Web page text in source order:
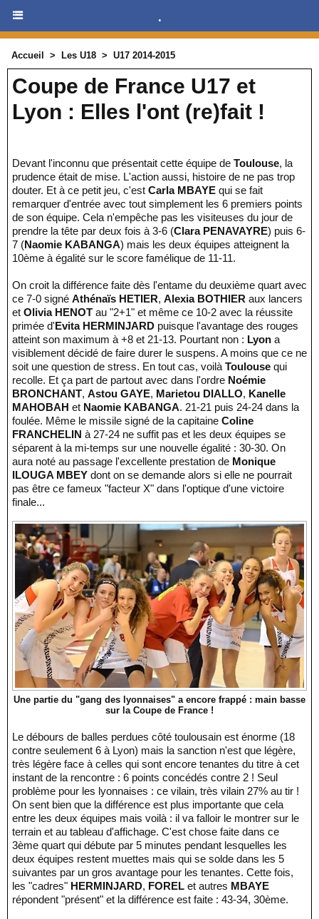
.
Accueil > Les U18 > U17 2014-2015
Coupe de France U17 et
Lyon : Elles l'ont (re)fait !
Devant l'inconnu que présentait cette équipe de Toulouse, la
prudence était de mise. L'action aussi, histoire de ne pas trop
douter. Et à ce petit jeu, c'est Carla MBAYE qui se fait
remarquer d'entrée avec tout simplement les 6 premiers points
de son équipe. Cela n'empêche pas les visiteuses du jour de
prendre la tête par deux fois à 3-6 (Clara PENAVAYRE) puis 6-
7 (Naomie KABANGA) mais les deux équipes atteignent la
10ème à égalité sur le score famélique de 11-11.
On croit la différence faite dès l'entame du deuxième quart avec
ce 7-0 signé Athénaïs HETIER, Alexia BOTHIER aux lancers
et Olivia HENOT au "2+1" et même ce 10-2 avec la réussite
primée d'Evita HERMINJARD puisque l'avantage des rouges
atteint son maximum à +8 et 21-13. Pourtant non : Lyon a
visiblement décidé de faire durer le suspens. A moins que ce ne
soit une question de stress. En tout cas, voilà Toulouse qui
recolle. Et ça part de partout avec dans l'ordre Noémie
BRONCHANT, Astou GAYE, Marietou DIALLO, Kanelle
MAHOBAH et Naomie KABANGA. 21-21 puis 24-24 dans la
foulée. Même le missile signé de la capitaine Coline
FRANCHELIN à 27-24 ne suffit pas et les deux équipes se
séparent à la mi-temps sur une nouvelle égalité : 30-30. On
aura noté au passage l'excellente prestation de Monique
ILOUGA MBEY dont on se demande alors si elle ne pourrait
pas être ce fameux "facteur X" dans l'optique d'une victoire
finale...
Une partie du "gang des lyonnaises" a encore frappé : main basse
sur la Coupe de France !
Le débours de balles perdues côté toulousain est énorme (18
contre seulement 6 à Lyon) mais la sanction n'est que légère,
très légère face à celles qui sont encore tenantes du titre à cet
instant de la rencontre : 6 points concédés contre 2 ! Seul
problème pour les lyonnaises : ce vilain, très vilain 27% au tir !
On sent bien que la différence est plus importante que cela
entre les deux équipes mais voilà : il va falloir le montrer sur le
terrain et au tableau d'affichage. C'est chose faite dans ce
3ème quart qui débute par 5 minutes pendant lesquelles les
deux équipes restent muettes mais qui se solde dans les 5
suivantes par un gros avantage pour les tenantes. Cette fois,
les "cadres" HERMINJARD, FOREL et autres MBAYE
répondent "présent" et la différence est faite : 43-34, 30ème.